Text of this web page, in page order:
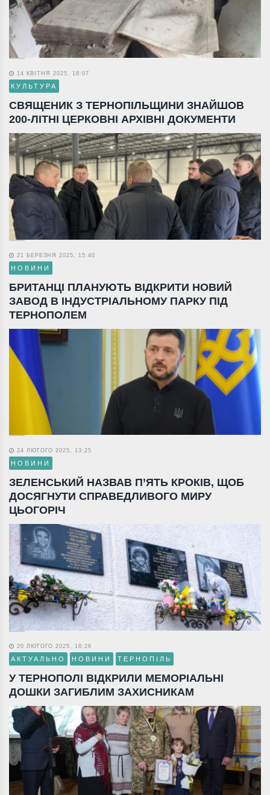
14 КВІТНЯ 2025, 18:07
КУЛЬТУРА
СВЯЩЕНИК З ТЕРНОПІЛЬЩИНИ ЗНАЙШОВ
200-ЛІТНІ ЦЕРКОВНІ АРХІВНІ ДОКУМЕНТИ
21 БЕРЕЗНЯ 2025, 15:40
НОВИНИ
БРИТАНЦІ ПЛАНУЮТЬ ВІДКРИТИ НОВИЙ
ЗАВОД В ІНДУСТРІАЛЬНОМУ ПАРКУ ПІД
ТЕРНОПОЛЕМ
24 ЛЮТОГО 2025, 13:25
НОВИНИ
ЗЕЛЕНСЬКИЙ НАЗВАВ П’ЯТЬ КРОКІВ, ЩОБ
ДОСЯГНУТИ СПРАВЕДЛИВОГО МИРУ
ЦЬОГОРІЧ
20 ЛЮТОГО 2025, 18:26
АКТУАЛЬНО НОВИНИ ТЕРНОПІЛЬ
У ТЕРНОПОЛІ ВІДКРИЛИ МЕМОРІАЛЬНІ
ДОШКИ ЗАГИБЛИМ ЗАХИСНИКАМ